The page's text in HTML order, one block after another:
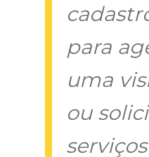
para
uma
ou